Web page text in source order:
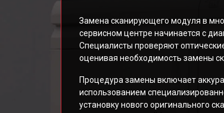
Замена сканирующего модуля в
сервисном центре начинается с
Специалисты проверяют
оценивая необходимость замены
Процедура замены включает
использованием
установку нового оригинального